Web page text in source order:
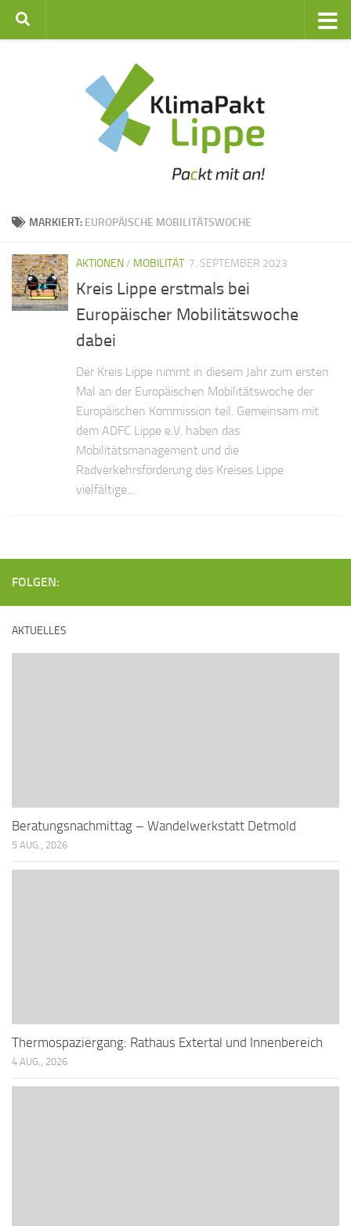
Zum Inhalt springen
MARKIERT: EUROPÄISCHE MOBILITÄTSWOCHE
AKTIONEN/ MOBILITÄT 7. SEPTEMBER 2023
Kreis Lippe erstmals bei
Europäischer Mobilitätswoche
dabei
Der Kreis Lippe nimmt in diesem Jahr zum ersten
Mal an der Europäischen Mobilitätswoche der
Europäischen Kommission teil. Gemeinsam mit
dem ADFC Lippe e.V. haben das
Mobilitätsmanagement und die
Radverkehrsförderung des Kreises Lippe
vielfältige...
FOLGEN:
AKTUELLES
Beratungsnachmittag – Wandelwerkstatt Detmold
5 AUG., 2026
Thermospaziergang: Rathaus Extertal und Innenbereich
4 AUG., 2026